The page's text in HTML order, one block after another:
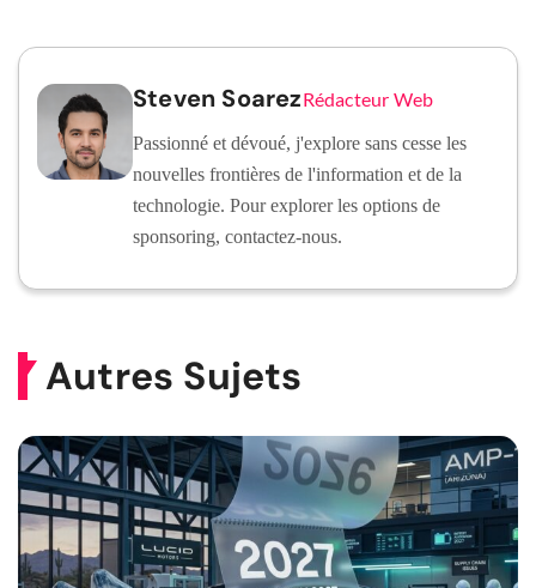
Steven SoarezRédacteur Web
Passionné et dévoué, j'explore sans cesse les
nouvelles frontières de l'information et de la
technologie. Pour explorer les options de
sponsoring, contactez-nous.
Autres Sujets